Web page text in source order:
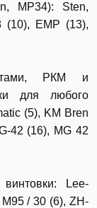
MP34): Sten,
EMP (13),
РКМ и
для любого
(5), KM Bren
42 (16), MG 42
Lee-
/ 30 (6), ZH-